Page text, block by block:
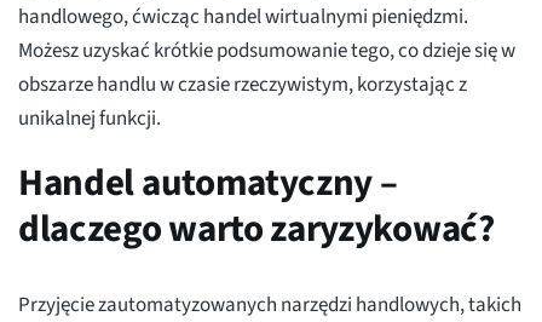
handlowego, ćwicząc handel wirtualnymi pieniędzmi.
Możesz uzyskać krótkie podsumowanie tego, co dzieje się w
obszarze handlu w czasie rzeczywistym, korzystając z
unikalnej funkcji.
Handel automatyczny –
dlaczego warto zaryzykować?
Przyjęcie zautomatyzowanych narzędzi handlowych, takich